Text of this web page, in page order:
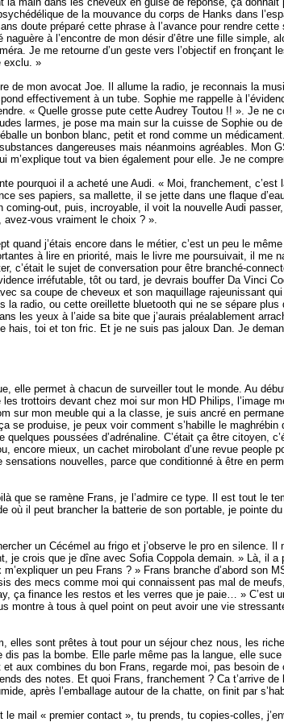
de la mouvance du corps de Hanks dans
doute préparé cette phrase à l’avance pour rendre
à l’encontre de mon désir d’être une fille simple,
Je me retourne d’un geste vers l’objectif en
exclu. »
de mon avocat Joe. Il allume la radio, je reconnais la
effectivement à un tube. Sophie me rappelle à
« Quelle grosse pute cette Audrey Toutou !! ». Je ne
larmes, je pose ma main sur la cuisse de Sophie ou
un bonbon blanc, petit et rond comme un
dangereuses mais néanmoins agréables. Mon
tout va bien également pour elle. Je ne
pourquoi il a acheté une Audi. « Moi, franchement, c’est
ses papiers, sa mallette, il se jette dans une flaque
coming-out, puis, incroyable, il voit la nouvelle Audi
vous vraiment le choix ? ».
quand j’étais encore dans le métier, c’est un peu le
à lire en priorité, mais le livre me poursuivait, il me
c’était le sujet de conversation pour être branché-
irréfutable, tôt ou tard, je devrais bouffer Da Vinci
sa coupe de cheveux et son maquillage rajeunissant
radio, ou cette oreillette bluetooth qui ne se sépare plus
les yeux à l’aide sa bite que j’aurais préalablement
hais, toi et ton fric. Et je ne suis pas jaloux Dan. Je
elle permet à chacun de surveiller tout le monde. Au
trottoirs devant chez moi sur mon HD Philips, l’image
sur mon meuble qui a la classe, je suis ancré en
se produise, je peux voir comment s’habille le
poussées d’adrénaline. C’était ça être citoyen,
encore mieux, un cachet mirobolant d’une revue people
nouvelles, parce que conditionné à être en
que se ramène Frans, je l’admire ce type. Il est tout le
où il peut brancher la batterie de son portable, je pointe
un Cécémel au frigo et j’observe le pro en silence.
je crois que je dîne avec Sofia Coppola demain. » Là, il a
un peu Frans ? » Frans branche d’abord son
des mecs comme moi qui connaissent pas mal de
ça finance les restos et les verres que je paie… » C’est
montre à tous à quel point on peut avoir une vie
elles sont prêtes à tout pour un séjour chez nous, les
pas la bombe. Elle parle même pas la langue, elle
aux combines du bon Frans, regarde moi, pas besoin
des notes. Et quoi Frans, franchement ? Ca t’arrive
après l’emballage autour de la chatte, on finit par
le mail « premier contact », tu prends, tu copies-colles,